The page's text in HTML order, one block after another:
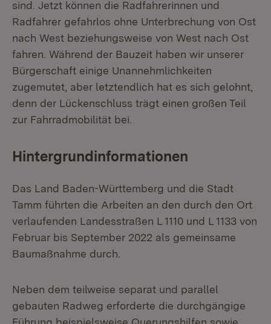
sind. Jetzt können die Radfahrerinnen und
Radfahrer gefahrlos ohne Unterbrechung von Ost
nach West beziehungsweise von West nach Ost
fahren. Während der Bauzeit haben wir unserer
Bürgerschaft einige Unannehmlichkeiten
zugemutet, aber letztendlich hat es sich gelohnt,
denn der Lückenschluss trägt einen großen Teil
zur Fahrradmobilität bei.
Hintergrundinformationen
Das Land Baden-Württemberg und die Stadt
Tamm führten die Arbeiten an den durch den Ort
verlaufenden Landesstraßen L 1110 und L 1133 von
Februar bis September 2022 als gemeinsame
Baumaßnahme durch.
Neben dem teilweise separat und parallel
gebauten Radweg erforderte die durchgängige